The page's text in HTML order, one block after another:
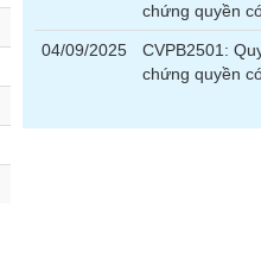
chứng quyền
04/09/2025
CVPB2501:
chứng quyền